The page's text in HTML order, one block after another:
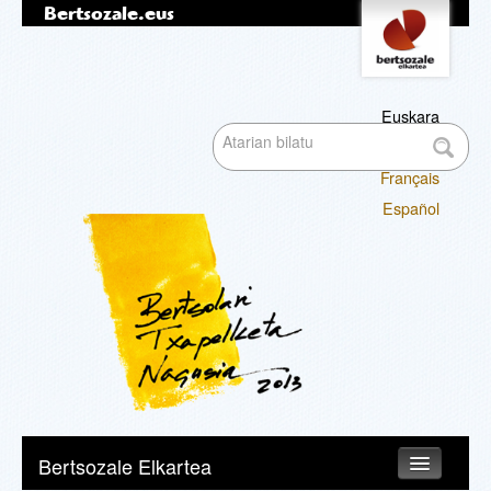
Bertsozale.eus
Tresna
pertsonalak
Euskara
English
Français
Español
Bilatu atarian
aurreratua…
Bertsozale Elkartea